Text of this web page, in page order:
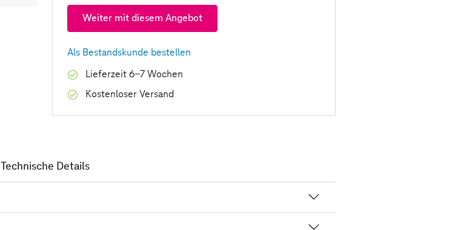
Weiter mit diesem Angebot
Als Bestandskunde bestellen
Lieferzeit 6-7 Wochen
Kostenloser Versand
Technische Details